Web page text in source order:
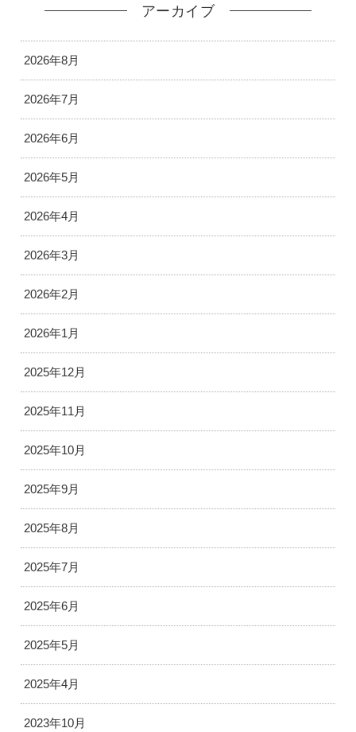
アーカイブ
2026年8月
2026年7月
2026年6月
2026年5月
2026年4月
2026年3月
2026年2月
2026年1月
2025年12月
2025年11月
2025年10月
2025年9月
2025年8月
2025年7月
2025年6月
2025年5月
2025年4月
2023年10月